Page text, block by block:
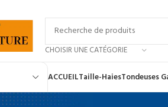
CHOISIR UNE CATÉGORIE
ACCUEILTaille-HaiesTondeuses